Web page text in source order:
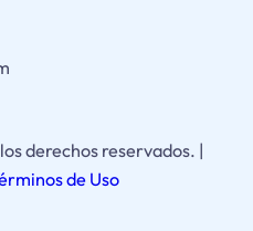
derechos reservados. |
de Uso